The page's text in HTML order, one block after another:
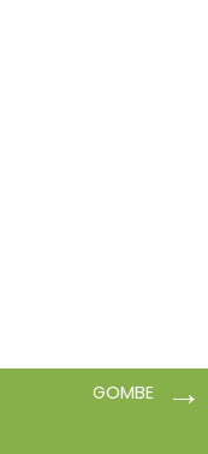
GOMBE